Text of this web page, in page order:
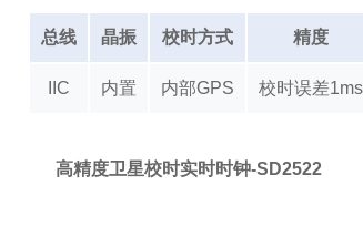
总线 晶振 校时方式 精度
IIC 内置 内部GPS 校时误差1ms
高精度卫星校时实时时钟-SD2522